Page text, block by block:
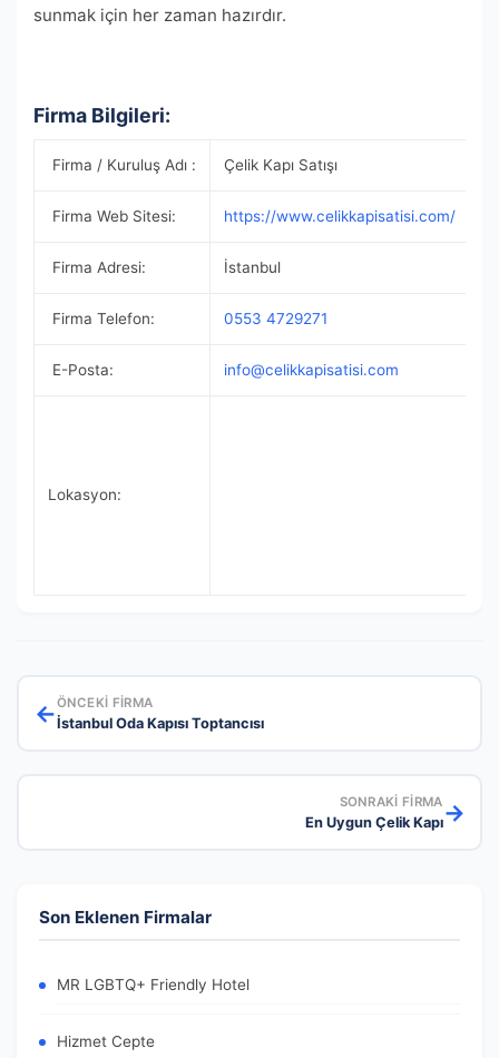
sunmak için her zaman hazırdır.
Firma Bilgileri:
Firma / Kuruluş Adı : Çelik Kapı Satışı
Firma Web Sitesi: https://www.celikkapisatisi.com/
Firma Adresi: İstanbul
Firma Telefon: 0553 4729271
E-Posta: info@celikkapisatisi.com
Lokasyon:
←ÖNCEKI FIRMA
İstanbul Oda Kapısı Toptancısı
SONRAKI FIRMA
En Uygun Çelik Kapı→
Son Eklenen Firmalar
MR LGBTQ+ Friendly Hotel
Hizmet Cepte